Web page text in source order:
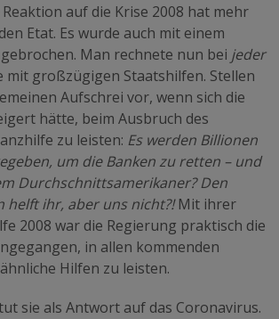
auf die Krise 2008 hat mehr
Etat. Es wurde auch mit einem
Man rechnete nun bei jeder
mit großzügigen Staatshilfen. Stellen
Aufschrei vor, wenn sich die
hätte, beim Ausbruch des
zu leisten: Es werden Billionen
um die Banken zu retten – und
Durchschnittsamerikaner? Den
helft ihr, aber uns nicht?!Mit ihrer
2008 war die Regierung praktisch die
in allen kommenden
Hilfen zu leisten.
sie als Antwort auf das Coronavirus.